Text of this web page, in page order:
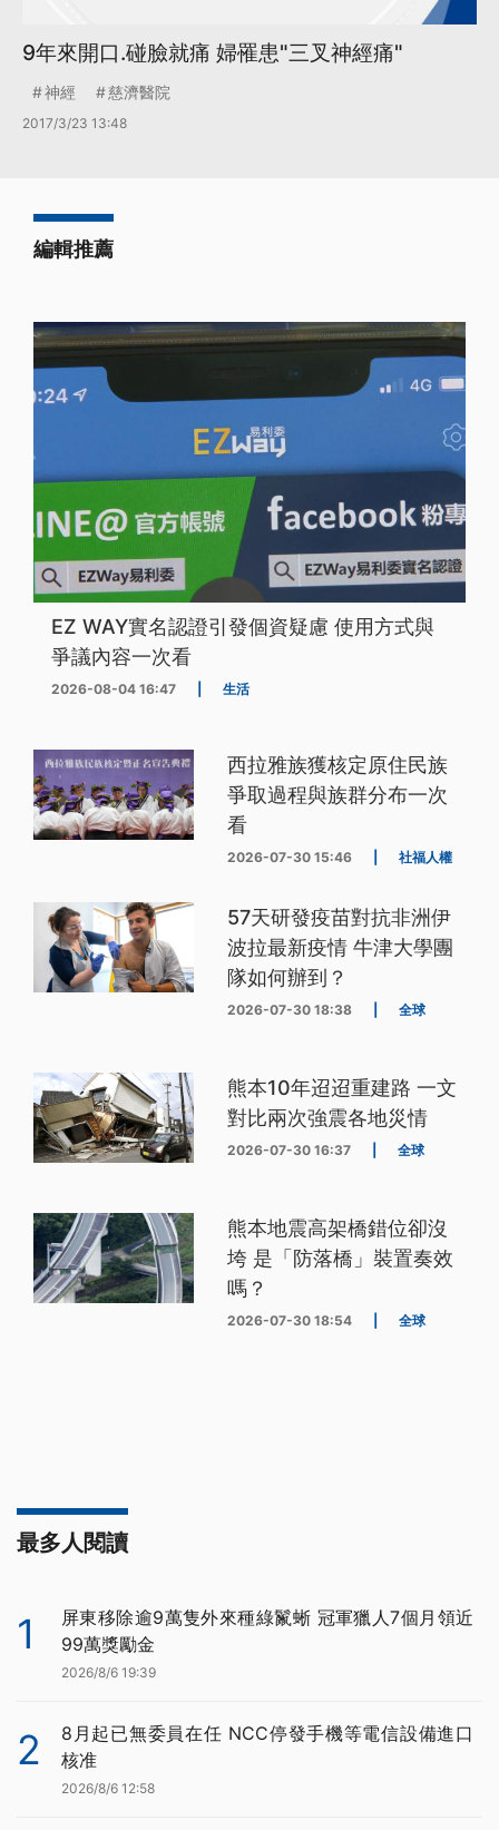
9年來開口.碰臉就痛 婦罹患"三叉神經痛"
神經 慈濟醫院
2017/3/23 13:48
編輯推薦
EZ WAY實名認證引發個資疑慮 使用方式與
爭議內容一次看
2026-08-04 16:47 生活
西拉雅族獲核定原住民族
爭取過程與族群分布一次
看
2026-07-30 15:46 社福人權
57天研發疫苗對抗非洲伊
波拉最新疫情 牛津大學團
隊如何辦到？
2026-07-30 18:38 全球
熊本10年迢迢重建路 一文
對比兩次強震各地災情
2026-07-30 16:37 全球
熊本地震高架橋錯位卻沒
垮 是「防落橋」裝置奏效
嗎？
2026-07-30 18:54 全球
最多人閱讀
1
屏東移除逾9萬隻外來種綠鬣蜥 冠軍獵人7個月領近
99萬獎勵金
2026/8/6 19:39
2
8月起已無委員在任 NCC停發手機等電信設備進口
核准
2026/8/6 12:58